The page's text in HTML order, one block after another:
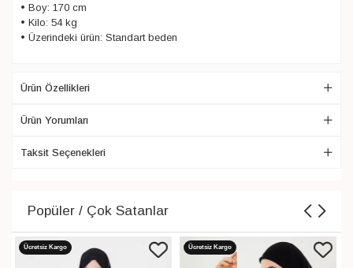
• Boy: 170 cm
• Kilo: 54 kg
• Üzerindeki ürün: Standart beden
Ürün Özellikleri
Ürün Yorumları
Taksit Seçenekleri
Popüler / Çok Satanlar
Ücretsiz Kargo Ücretsiz Kargo